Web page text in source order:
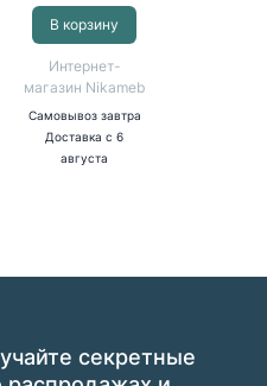
В корзину
Интернет-
магазин Nikameb
Самовывоз завтра
Доставка с 6
августа
секретные